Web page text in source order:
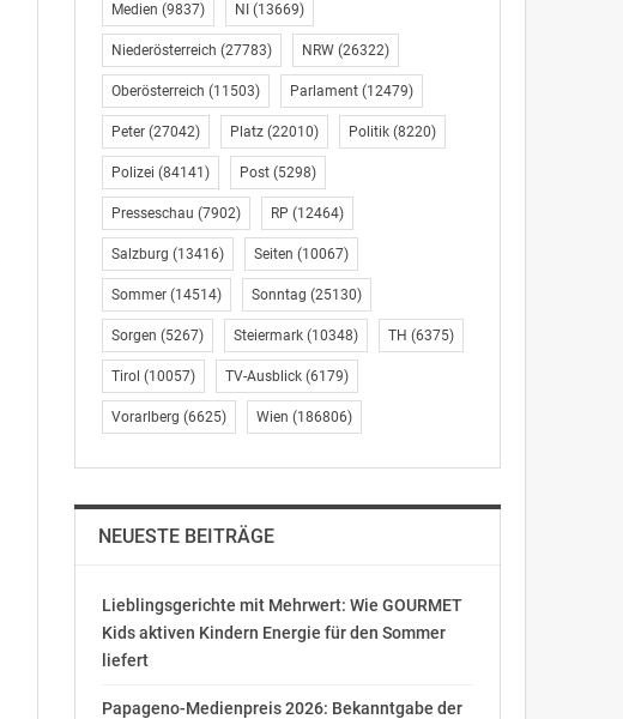
Medien (9837) NI (13669)
Niederösterreich (27783) NRW(26322)
Oberösterreich (11503) Parlament(12479)
Peter(27042) Platz(22010) Politik(8220)
Polizei (84141) Post(5298)
Presseschau (7902) RP (12464)
Salzburg (13416) Seiten (10067)
Sommer(14514) Sonntag (25130)
Sorgen (5267) Steiermark(10348) TH (6375)
Tirol (10057) TV-Ausblick(6179)
Vorarlberg (6625) Wien (186806)
NEUESTE BEITRÄGE
Lieblingsgerichte mit Mehrwert: Wie GOURMET
Kids aktiven Kindern Energie für den Sommer
liefert
Papageno-Medienpreis 2026: Bekanntgabe der